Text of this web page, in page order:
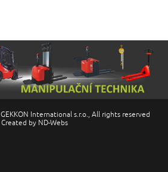
GEKKON International s.r.o., All rights reserved
Created by ND-Webs